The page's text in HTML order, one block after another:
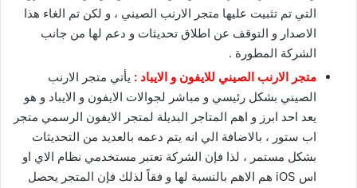
التي تم تثبيت عليها متجر الارنب الصيني ، و لكن تم الغاء هذا
الاصدار و التوقف عن اطلاق تحديثات و دعم لها من جانب
الشركة المطورة .
متجر الارنب الصيني للايفون و الايباد : يأتي متجر الارنب
الصيني بشكل رئيسي و مباشر لجوالات الايفون و الايباد و هو
يعد احد ابرز و اهم المتاجر البديلة لمتجر الايفون الرسمي متجر
اب ستور ، بالاضافة الي انه يتم دعمه بالعديد من التحديثات
بشكل مستمر ، لذا فإن الشركة تعتبر مستخدمي نظام الاي او
اس iOS هم الاهم بالنسبة لها و فقاً لذلك فإن المتجر يحصل